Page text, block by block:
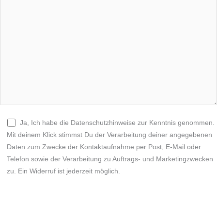
Ja, Ich habe die Datenschutzhinweise zur Kenntnis genommen.
Mit deinem Klick stimmst Du der Verarbeitung deiner angegebenen
Daten zum Zwecke der Kontaktaufnahme per Post, E-Mail oder
Telefon sowie der Verarbeitung zu Auftrags- und Marketingzwecken
zu. Ein Widerruf ist jederzeit möglich.